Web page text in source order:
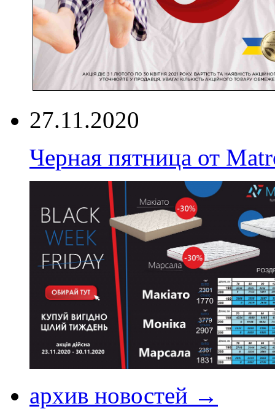
27.11.2020
Черная пятница от
архив новостей →